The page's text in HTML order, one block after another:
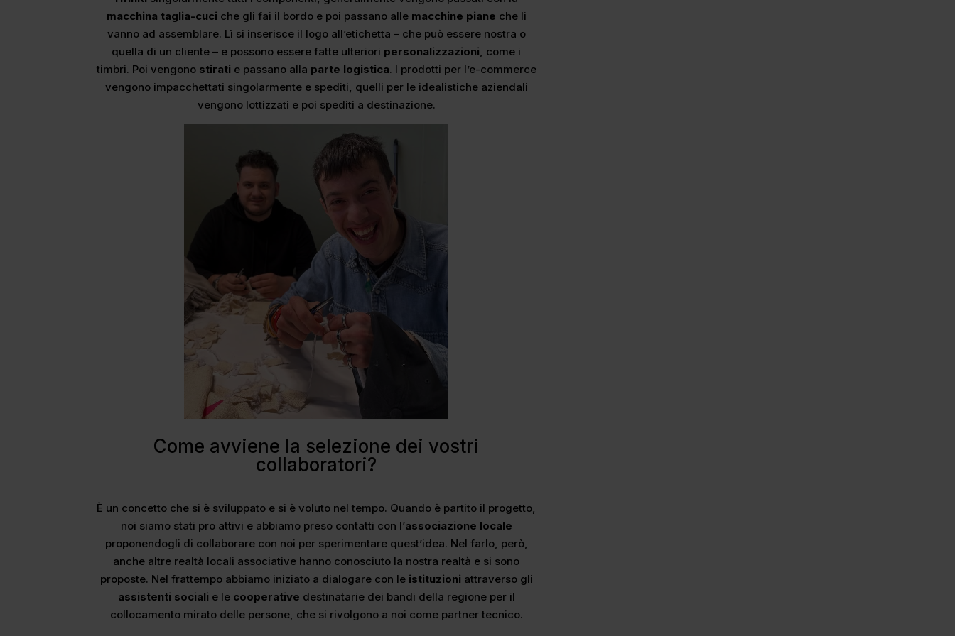
macchina taglia-cuci che gli fai il bordo e poi passano alle macchine piane che li
vanno ad assemblare. Lì si inserisce il logo all’etichetta – che può essere nostra o
quella di un cliente – e possono essere fatte ulteriori personalizzazioni, come i
timbri. Poi vengono stirati e passano alla parte logistica. I prodotti per l’e-commerce
vengono impacchettati singolarmente e spediti, quelli per le idealistiche aziendali
vengono lottizzati e poi spediti a destinazione.
Come avviene la selezione dei vostri
collaboratori?
È un concetto che si è sviluppato e si è voluto nel tempo. Quando è partito il progetto,
noi siamo stati pro attivi e abbiamo preso contatti con l’associazione locale
proponendogli di collaborare con noi per sperimentare quest’idea. Nel farlo, però,
anche altre realtà locali associative hanno conosciuto la nostra realtà e si sono
proposte. Nel frattempo abbiamo iniziato a dialogare con le istituzioni attraverso gli
assistenti sociali e le cooperative destinatarie dei bandi della regione per il
collocamento mirato delle persone, che si rivolgono a noi come partner tecnico.